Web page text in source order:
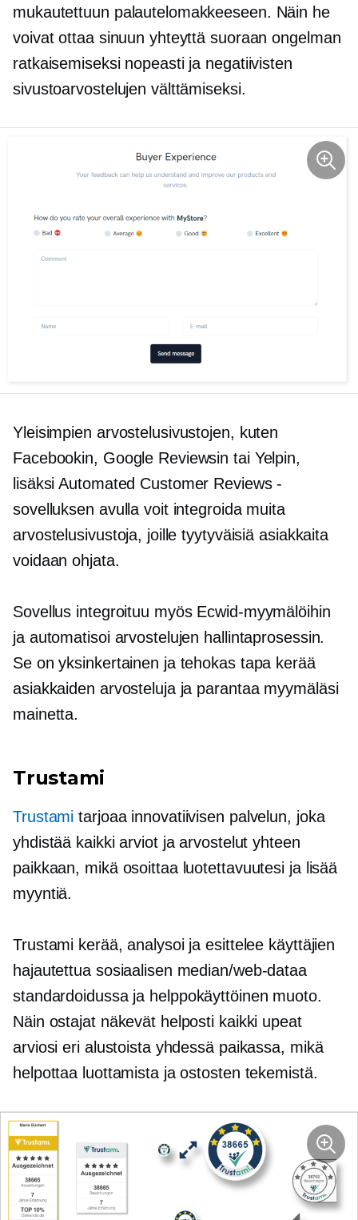
mukautettuun palautelomakkeeseen. Näin he
voivat ottaa sinuun yhteyttä suoraan ongelman
ratkaisemiseksi nopeasti ja negatiivisten
sivustoarvostelujen välttämiseksi.
Yleisimpien arvostelusivustojen, kuten
Facebookin, Google Reviewsin tai Yelpin,
lisäksi Automated Customer Reviews -
sovelluksen avulla voit integroida muita
arvostelusivustoja, joille tyytyväisiä asiakkaita
voidaan ohjata.
Sovellus integroituu myös Ecwid-myymälöihin
ja automatisoi arvostelujen hallintaprosessin.
Se on yksinkertainen ja tehokas tapa kerää
asiakkaiden arvosteluja ja parantaa myymäläsi
mainetta.
Trustami
Trustami tarjoaa innovatiivisen palvelun, joka
yhdistää kaikki arviot ja arvostelut yhteen
paikkaan, mikä osoittaa luotettavuutesi ja lisää
myyntiä.
Trustami kerää, analysoi ja esittelee käyttäjien
hajautettua sosiaalisen median/web-dataa
standardoidussa ja helppokäyttöinen muoto.
Näin ostajat näkevät helposti kaikki upeat
arviosi eri alustoista yhdessä paikassa, mikä
helpottaa luottamista ja ostosten tekemistä.